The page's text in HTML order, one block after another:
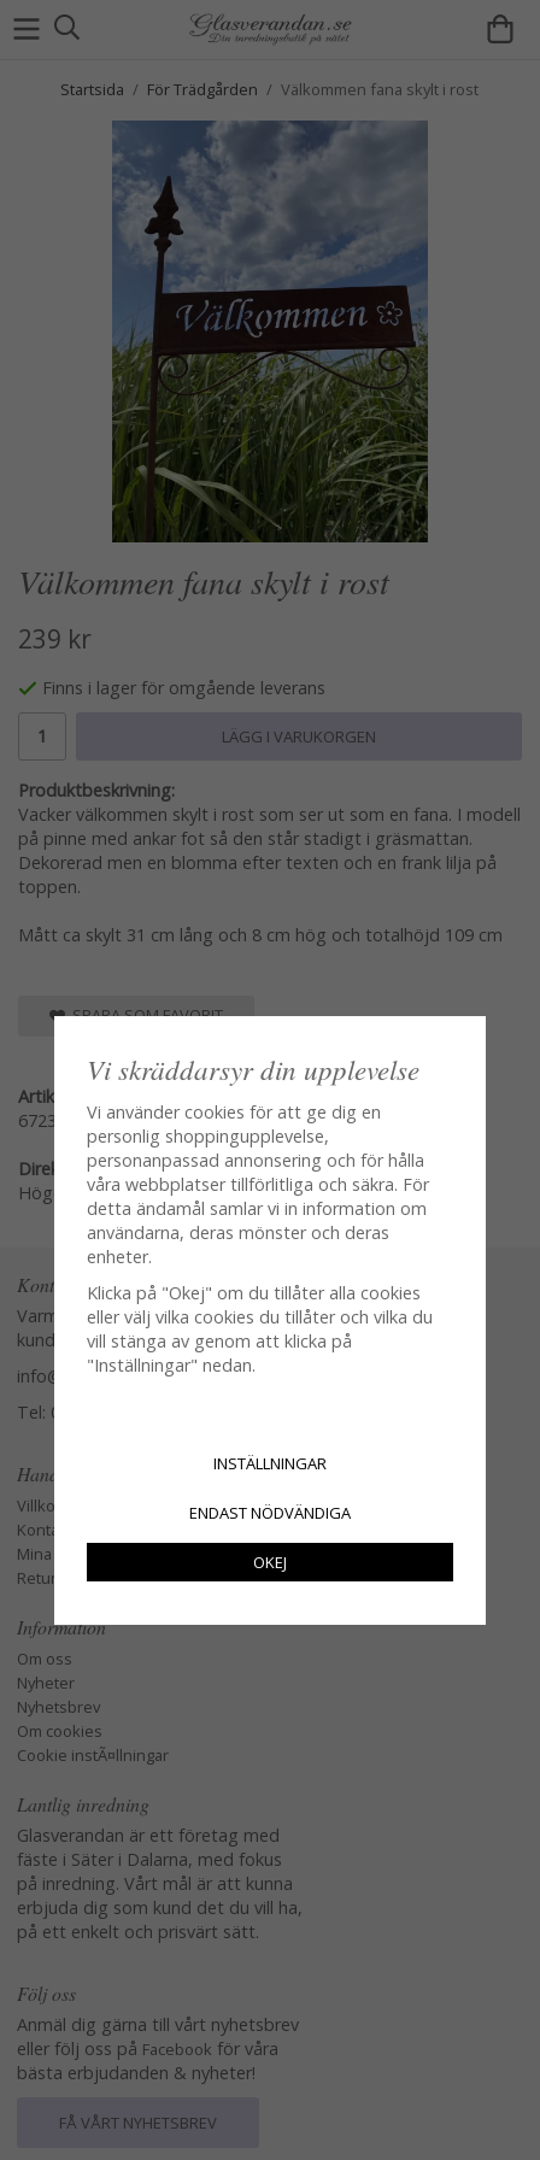
Startsida / För Trädgården / Välkommen fana skylt i rost
Välkommen fana skylt i rost
239 kr
Finns i lager för omgående leverans
LÄGG I VARUKORGEN
Produktbeskrivning:
Vacker välkommen skylt i rost som ser ut som en fana. I modell
på pinne med ankar fot så den står stadigt i gräsmattan.
Dekorerad men en blomma efter texten och en frank lilja på
toppen.
Mått ca skylt 31 cm lång och 8 cm hög och totalhöjd 109 cm
SPARA SOM FAVORIT
Artikelnummer:
6723
Direktlänk:
Högerklicka och kopiera adressen
Kontakta oss
Varmt välkommen att kontakta vår
kundtjänst.
info@glasverandan.se
Tel: 079-3495968
Handla
Villkor
Kontakta oss
Mina favoriter
Retur och Reklamation
Information
Om oss
Nyheter
Nyhetsbrev
Om cookies
Cookie instÃ¤llningar
Lantlig inredning
Glasverandan är ett företag med
fäste i Säter i Dalarna, med fokus
på inredning. Vårt mål är att kunna
erbjuda dig som kund det du vill ha,
på ett enkelt och prisvärt sätt.
Följ oss
Anmäl dig gärna till vårt nyhetsbrev
eller följ oss på Facebook för våra
bästa erbjudanden & nyheter!
FÅ VÅRT NYHETSBREV
Vi skräddarsyr din upplevelse
Vi använder cookies för att ge dig en
personlig shoppingupplevelse,
personanpassad annonsering och för hålla
våra webbplatser tillförlitliga och säkra. För
detta ändamål samlar vi in information om
användarna, deras mönster och deras
enheter.
Klicka på "Okej" om du tillåter alla cookies
eller välj vilka cookies du tillåter och vilka du
vill stänga av genom att klicka på
"Inställningar" nedan.
INSTÄLLNINGAR
ENDAST NÖDVÄNDIGA
OKEJ